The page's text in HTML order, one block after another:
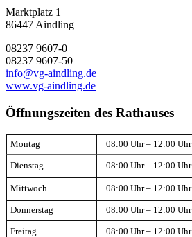
Marktplatz 1
86447 Aindling
08237 9607-0
08237 9607-50
info@vg-aindling.de
www.vg-aindling.de
Öffnungszeiten des Rathauses
Montag 08:00 Uhr – 12:00 Uhr
Dienstag 08:00 Uhr – 12:00 Uhr
Mittwoch 08:00 Uhr – 12:00 Uhr
Donnerstag 08:00 Uhr – 12:00 Uhr
Freitag 08:00 Uhr – 12:00 Uhr